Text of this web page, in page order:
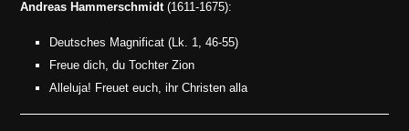
Andreas Hammerschmidt (1611-1675):
Deutsches Magnificat (Lk. 1, 46-55)
Freue dich, du Tochter Zion
Alleluja! Freuet euch, ihr Christen alla